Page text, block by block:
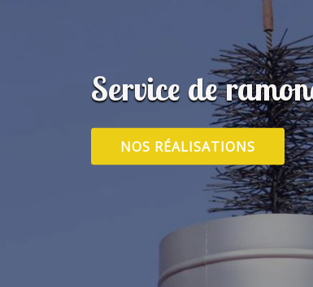
Service de
NOS RÉALISATIONS